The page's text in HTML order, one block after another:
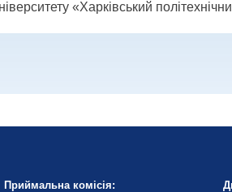
«Харківський
Приймальна комісія: